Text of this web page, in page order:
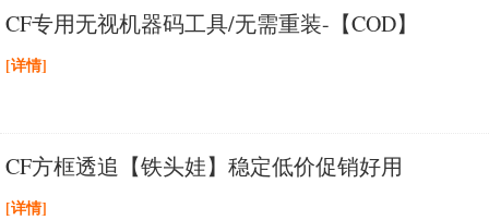
CF专用无视机器码工具/无需重装-【COD】
[详情]
CF方框透追【铁头娃】稳定低价促销好用
[详情]